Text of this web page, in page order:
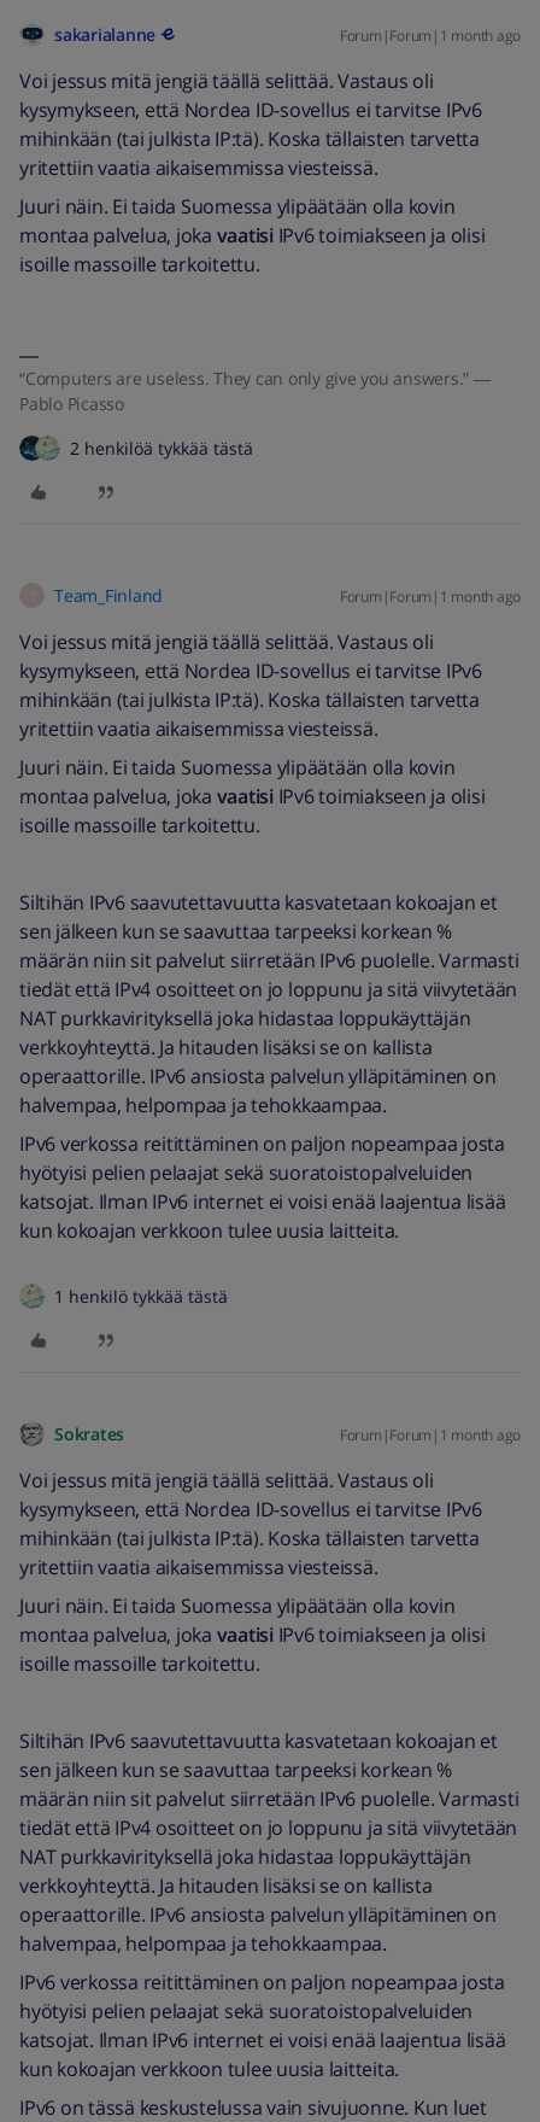
sakarialanne Forum|Forum|1 month ago
Voi jessus mitä jengiä täällä selittää. Vastaus oli
kysymykseen, että Nordea ID-sovellus ei tarvitse IPv6
mihinkään (tai julkista IP:tä). Koska tällaisten tarvetta
yritettiin vaatia aikaisemmissa viesteissä.
Juuri näin. Ei taida Suomessa ylipäätään olla kovin
montaa palvelua, joka vaatisi IPv6 toimiakseen ja olisi
isoille massoille tarkoitettu.
“Computers are useless. They can only give you answers.” ―
Pablo Picasso
2 henkilöä tykkää tästä
Team_Finland Forum|Forum|1 month ago
Voi jessus mitä jengiä täällä selittää. Vastaus oli
kysymykseen, että Nordea ID-sovellus ei tarvitse IPv6
mihinkään (tai julkista IP:tä). Koska tällaisten tarvetta
yritettiin vaatia aikaisemmissa viesteissä.
Juuri näin. Ei taida Suomessa ylipäätään olla kovin
montaa palvelua, joka vaatisi IPv6 toimiakseen ja olisi
isoille massoille tarkoitettu.
Siltihän IPv6 saavutettavuutta kasvatetaan kokoajan et
sen jälkeen kun se saavuttaa tarpeeksi korkean %
määrän niin sit palvelut siirretään IPv6 puolelle. Varmasti
tiedät että IPv4 osoitteet on jo loppunu ja sitä viivytetään
NAT purkkavirityksellä joka hidastaa loppukäyttäjän
verkkoyhteyttä. Ja hitauden lisäksi se on kallista
operaattorille. IPv6 ansiosta palvelun ylläpitäminen on
halvempaa, helpompaa ja tehokkaampaa.
IPv6 verkossa reitittäminen on paljon nopeampaa josta
hyötyisi pelien pelaajat sekä suoratoistopalveluiden
katsojat. Ilman IPv6 internet ei voisi enää laajentua lisää
kun kokoajan verkkoon tulee uusia laitteita.
1 henkilö tykkää tästä
Sokrates Forum|Forum|1 month ago
Voi jessus mitä jengiä täällä selittää. Vastaus oli
kysymykseen, että Nordea ID-sovellus ei tarvitse IPv6
mihinkään (tai julkista IP:tä). Koska tällaisten tarvetta
yritettiin vaatia aikaisemmissa viesteissä.
Juuri näin. Ei taida Suomessa ylipäätään olla kovin
montaa palvelua, joka vaatisi IPv6 toimiakseen ja olisi
isoille massoille tarkoitettu.
Siltihän IPv6 saavutettavuutta kasvatetaan kokoajan et
sen jälkeen kun se saavuttaa tarpeeksi korkean %
määrän niin sit palvelut siirretään IPv6 puolelle. Varmasti
tiedät että IPv4 osoitteet on jo loppunu ja sitä viivytetään
NAT purkkavirityksellä joka hidastaa loppukäyttäjän
verkkoyhteyttä. Ja hitauden lisäksi se on kallista
operaattorille. IPv6 ansiosta palvelun ylläpitäminen on
halvempaa, helpompaa ja tehokkaampaa.
IPv6 verkossa reitittäminen on paljon nopeampaa josta
hyötyisi pelien pelaajat sekä suoratoistopalveluiden
katsojat. Ilman IPv6 internet ei voisi enää laajentua lisää
kun kokoajan verkkoon tulee uusia laitteita.
IPv6 on tässä keskustelussa vain sivujuonne. Kun luet